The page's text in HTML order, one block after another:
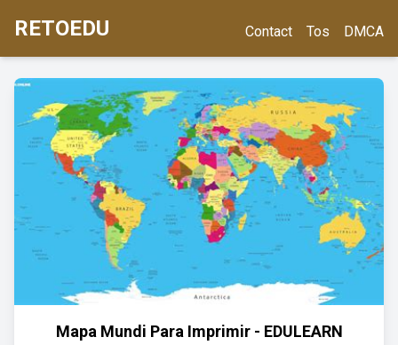
RETOEDU Contact Tos DMCA
Mapa Mundi Para Imprimir - EDULEARN